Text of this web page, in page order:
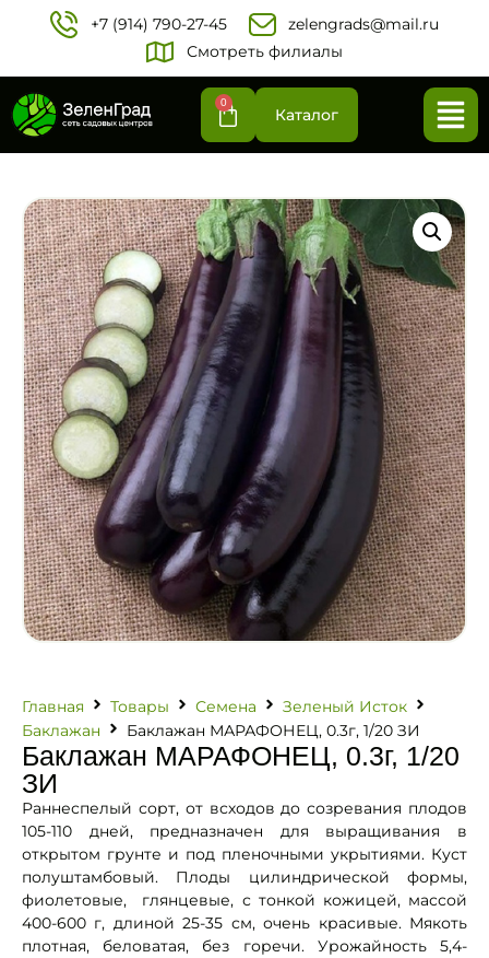
+7 (914) 790-27-45‬
zelengrads@mail.ru
Смотреть филиалы
0
Каталог
Главная Товары Семена
Зеленый Исток
Баклажан
Баклажан МАРАФОНЕЦ, 0.3г, 1/20 ЗИ
Баклажан МАРАФОНЕЦ, 0.3г, 1/20
ЗИ
Раннеспелый сорт, от всходов до созревания плодов
105-110 дней, предназначен для выращивания в
открытом грунте и под пленочными укрытиями. Куст
полуштамбовый. Плоды цилиндрической формы,
фиолетовые, глянцевые, с тонкой кожицей, массой
400-600 г, длиной 25-35 см, очень красивые. Мякоть
плотная, беловатая, без горечи. Урожайность 5,4-